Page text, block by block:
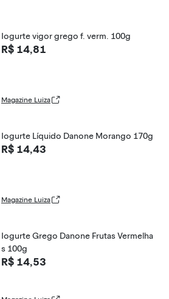
Iogurte vigor grego f. verm. 100g
R$ 14,81
Magazine Luiza
Iogurte Líquido Danone Morango 170g
R$ 14,43
Magazine Luiza
Iogurte Grego Danone Frutas Vermelha
s 100g
R$ 14,53